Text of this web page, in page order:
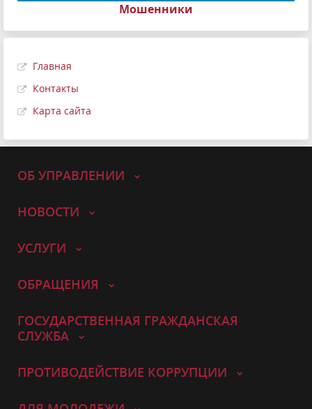
Мошенники
Главная
Контакты
Карта сайта
ОБ УПРАВЛЕНИИ
НОВОСТИ
УСЛУГИ
ОБРАЩЕНИЯ
ГОСУДАРСТВЕННАЯ ГРАЖДАНСКАЯ
СЛУЖБА
ПРОТИВОДЕЙСТВИЕ КОРРУПЦИИ